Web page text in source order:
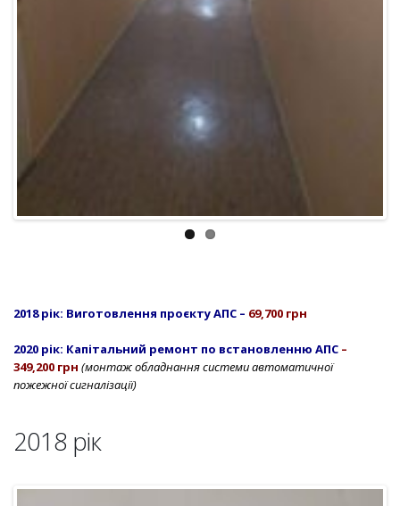
2018 рік: Виготовлення проєкту АПС 69,700 грн
2020 рік: Капітальний ремонт по встановленню АПС
349,200 грн
(м
онтаж обладнання системи автоматичної
пожежної сигналізації)
2018 рік